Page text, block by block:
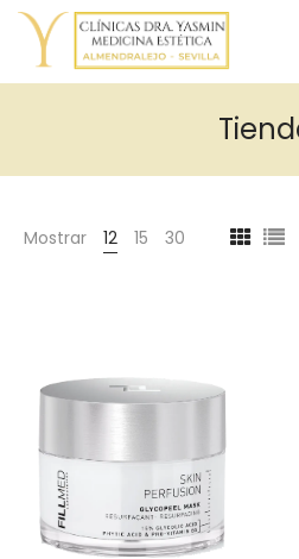
Mostrar 12 15 30